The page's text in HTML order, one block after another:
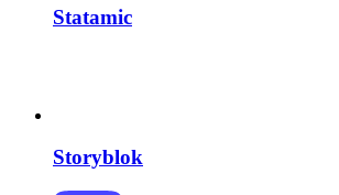
Statamic
Storyblok